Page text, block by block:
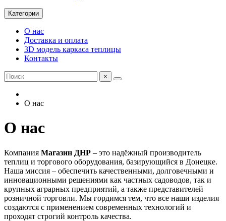
Категории
О нас
Доставка и оплата
3D модель каркаса теплицы
Контакты
×
О нас
О нас
Компания Магазин ДНР – это надёжный производитель
теплиц и торгового оборудования, базирующийся в Донецке.
Наша миссия – обеспечить качественными, долговечными и
инновационными решениями как частных садоводов, так и
крупных аграрных предприятий, а также представителей
розничной торговли. Мы гордимся тем, что все наши изделия
создаются с применением современных технологий и
проходят строгий контроль качества.